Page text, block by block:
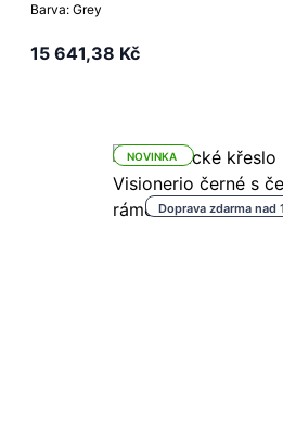
Barva: Grey
15 641,38 Kč
Doprava zdarma nad
NOVINKA